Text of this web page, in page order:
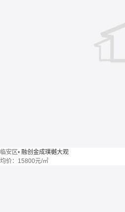
临安区• 融创金成璞樾大观
均价： 15800元/㎡